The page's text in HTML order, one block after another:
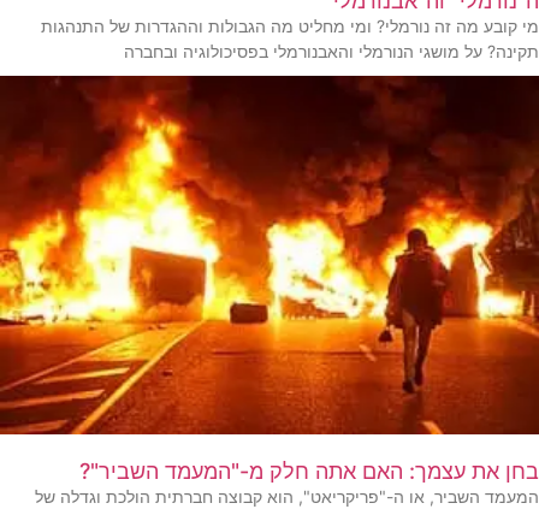
מי קובע מה זה נורמלי? ומי מחליט מה הגבולות וההגדרות של התנהגות
תקינה? על מושגי הנורמלי והאבנורמלי בפסיכולוגיה ובחברה
בחן את עצמך: האם אתה חלק מ-"המעמד השביר"?
המעמד השביר, או ה-"פריקריאט", הוא קבוצה חברתית הולכת וגדלה של